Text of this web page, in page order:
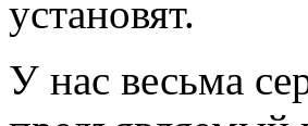
установят.
У нас весьма